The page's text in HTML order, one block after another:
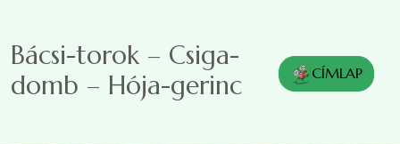
Bácsi-torok – Csiga-
domb – Hója-gerinc
CÍMLAP